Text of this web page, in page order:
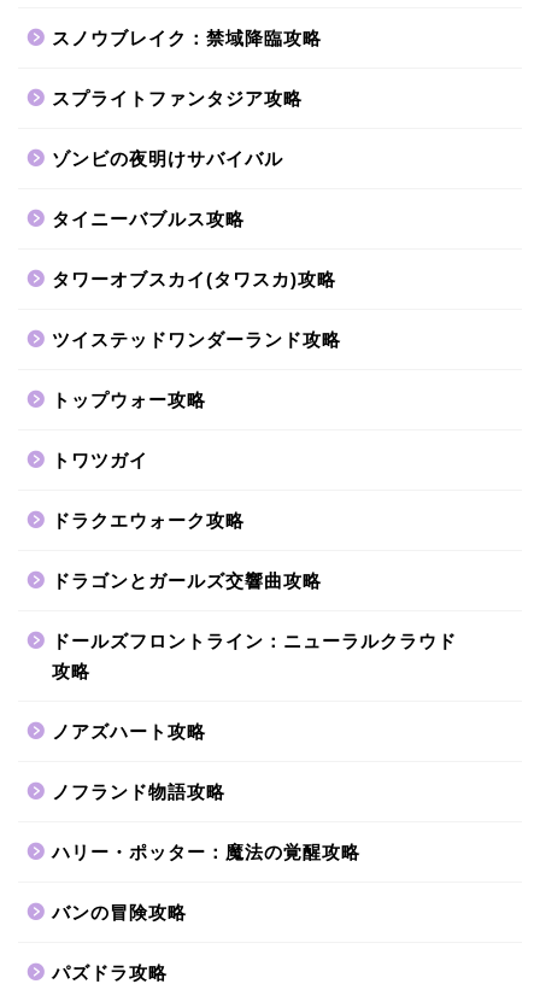
スノウブレイク：禁域降臨攻略
スプライトファンタジア攻略
ゾンビの夜明けサバイバル
タイニーバブルス攻略
タワーオブスカイ(タワスカ)攻略
ツイステッドワンダーランド攻略
トップウォー攻略
トワツガイ
ドラクエウォーク攻略
ドラゴンとガールズ交響曲攻略
ドールズフロントライン：ニューラルクラウド
攻略
ノアズハート攻略
ノフランド物語攻略
ハリー・ポッター：魔法の覚醒攻略
バンの冒険攻略
パズドラ攻略